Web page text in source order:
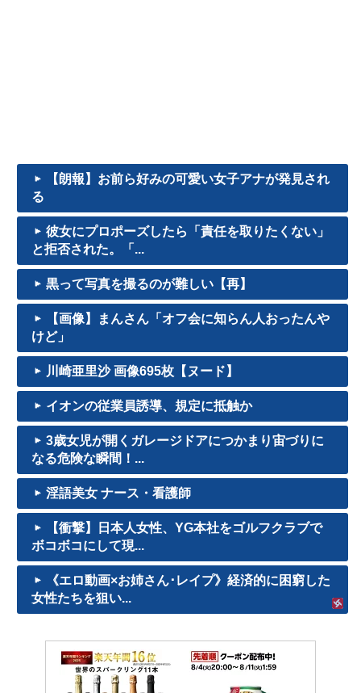
【朗報】お前ら好みの可愛い女子アナが発見され
る
彼女にプロポーズしたら「責任を取りたくない」
と拒否された。「...
黒って写真を撮るのが難しい【再】
【画像】まんさん「オフ会に知らん人おったんや
けど」
川崎亜里沙 画像695枚【ヌード】
イオンの従業員誘導、規定に抵触か
3歳女児が開くガレージドアにつかまり宙づりに
なる危険な瞬間！...
淫語美女 ナース・看護師
【衝撃】日本人女性、YG本社をゴルフクラブで
ボコボコにして現...
《エロ動画×お姉さん･レイプ》経済的に困窮した
女性たちを狙い...